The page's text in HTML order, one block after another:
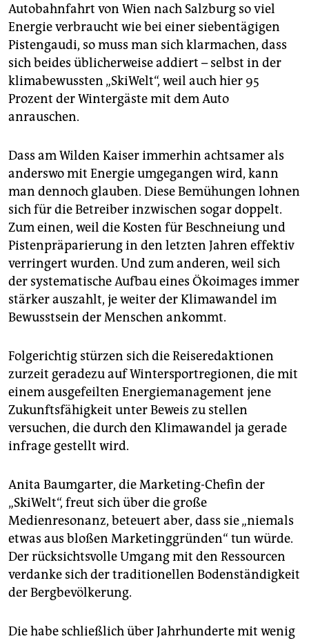
Autobahnfahrt von Wien nach Salzburg so viel
Energie verbraucht wie bei einer siebentägigen
Pistengaudi, so muss man sich klarmachen, dass
sich beides üblicherweise addiert – selbst in der
klimabewussten „SkiWelt“, weil auch hier 95
Prozent der Wintergäste mit dem Auto
anrauschen.
Dass am Wilden Kaiser immerhin achtsamer als
anderswo mit Energie umgegangen wird, kann
man dennoch glauben. Diese Bemühungen lohnen
sich für die Betreiber inzwischen sogar doppelt.
Zum einen, weil die Kosten für Beschneiung und
Pistenpräparierung in den letzten Jahren effektiv
verringert wurden. Und zum anderen, weil sich
der systematische Aufbau eines Ökoimages immer
stärker auszahlt, je weiter der Klimawandel im
Bewusstsein der Menschen ankommt.
Folgerichtig stürzen sich die Reiseredaktionen
zurzeit geradezu auf Wintersportregionen, die mit
einem ausgefeilten Energiemanagement jene
Zukunftsfähigkeit unter Beweis zu stellen
versuchen, die durch den Klimawandel ja gerade
infrage gestellt wird.
Anita Baumgarter, die Marketing-Chefin der
„SkiWelt“, freut sich über die große
Medienresonanz, beteuert aber, dass sie „niemals
etwas aus bloßen Marketinggründen“ tun würde.
Der rücksichtsvolle Umgang mit den Ressourcen
verdanke sich der traditionellen Bodenständigkeit
der Bergbevölkerung.
Die habe schließlich über Jahrhunderte mit wenig